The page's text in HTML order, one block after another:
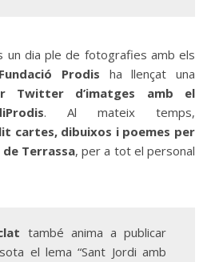
un dia ple de fotografies amb els
Fundació Prodis ha llençat una
Twitter d’imatges amb el
. Al mateix temps,
cartes, dibuixos i poemes per
Terrassa, per a tot el personal
també anima a publicar
el lema “Sant Jordi amb